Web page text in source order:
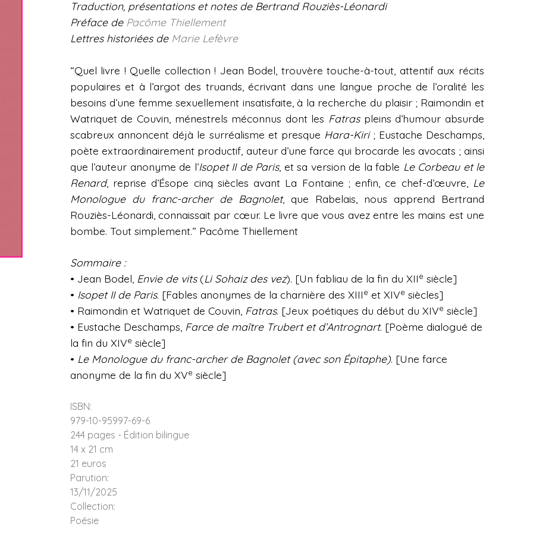
Traduction, présentations et notes de Bertrand Rouziès-Léonardi
Préface de Pacôme Thiellement
Lettres historiées de Marie Lefèvre
“Quel livre ! Quelle collection ! Jean Bodel, trouvère touche-à-tout, attentif aux récits
populaires et à l’argot des truands, écrivant dans une langue proche de l’oralité les
besoins d’une femme sexuellement insatisfaite, à la recherche du plaisir ; Raimondin et
Watriquet de Couvin, ménestrels méconnus dont les Fatraspleins d’humour absurde
scabreux annoncent déjà le surréalisme et presque Hara-Kiri; Eustache Deschamps,
poète extraordinairement productif, auteur d’une farce qui brocarde les avocats ; ainsi
que l’auteur anonyme de l’Isopet II de Paris, et sa version de la fable Le Corbeau et le
Renard, reprise d’Ésope cinq siècles avant La Fontaine ; enfin, ce chef-d’œuvre, Le
Monologue du franc-archer de Bagnolet, que Rabelais, nous apprend Bertrand
Rouziès-Léonardi, connaissait par cœur. Le livre que vous avez entre les mains est une
bombe. Tout simplement.” Pacôme Thiellement
Sommaire :
• Jean Bodel, Envie de vits(Li Sohaiz des vez). [Un fabliau de la fin du XIIe siècle]
• Isopet II de Paris. [Fables anonymes de la charnière des XIIIe et XIVe siècles]
• Raimondin et Watriquet de Couvin, Fatras. [Jeux poétiques du début du XIVe siècle]
• Eustache Deschamps, Farce de maître Trubert et d’Antrognart. [Poème dialogué de
la fin du XIVe siècle]
• Le Monologue du franc-archer de Bagnolet (avec son Épitaphe). [Une farce
anonyme de la fin du XVe siècle]
ISBN:
979-10-95997-69-6
244 pages - Édition bilingue
14 x 21 cm
21 euros
Parution:
13/11/2025
Collection:
Poésie